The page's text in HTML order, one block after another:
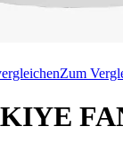
Zum